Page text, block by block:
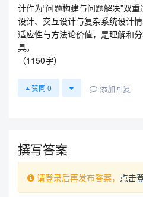
计作为“问题构建与问题解决”双
设计、交互设计与复杂系统设计
适应性与方法论价值，是理解和
具。
（1150字）
赞同 0 添加回复
撰写答案
请登录后再发布答案， 点击